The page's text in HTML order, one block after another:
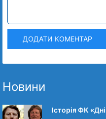
ДОДАТИ КОМЕНТАР
Новини
Історія ФК